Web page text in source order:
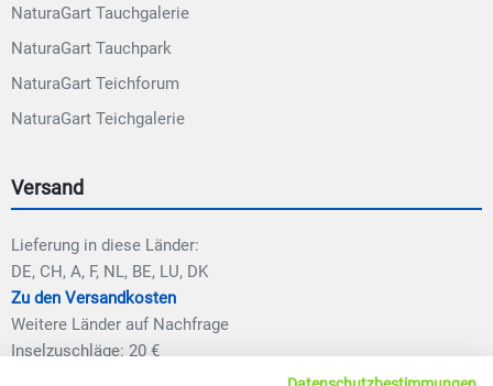
NaturaGart Tauchgalerie
NaturaGart Tauchpark
NaturaGart Teichforum
NaturaGart Teichgalerie
Versand
Lieferung in diese Länder:
DE, CH, A, F, NL, BE, LU, DK
Zu den Versandkosten
Weitere Länder auf Nachfrage
Inselzuschläge: 20 €